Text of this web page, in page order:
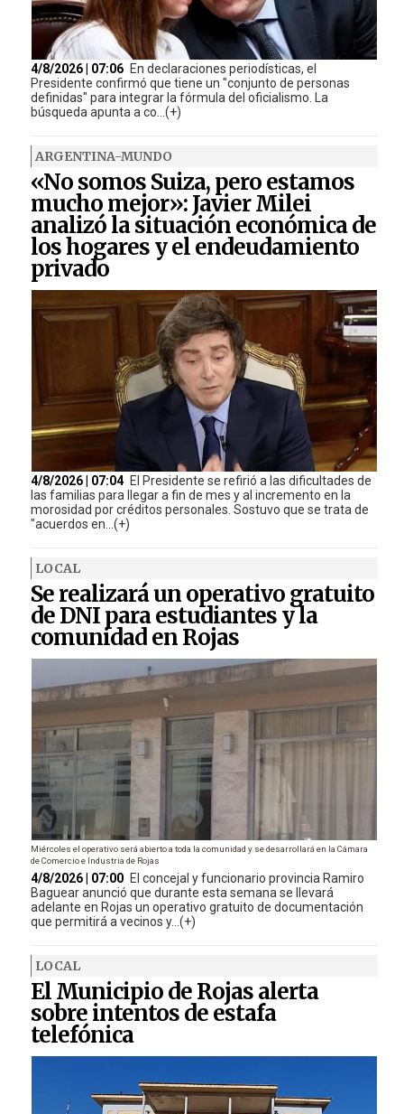
4/8/2026 | 07:06 En declaraciones periodísticas, el
Presidente confirmó que tiene un "conjunto de personas
definidas" para integrar la fórmula del oficialismo. La
búsqueda apunta a co...(+)
ARGENTINA-MUNDO
«No somos Suiza, pero estamos
mucho mejor»: Javier Milei
analizó la situación económica de
los hogares y el endeudamiento
privado
4/8/2026 | 07:04 El Presidente se refirió a las dificultades de
las familias para llegar a fin de mes y al incremento en la
morosidad por créditos personales. Sostuvo que se trata de
"acuerdos en...(+)
LOCAL
Se realizará un operativo gratuito
de DNI para estudiantes y la
comunidad en Rojas
Miércoles el operativo será abierto a toda la comunidad y se desarrollará en la Cámara
de Comercio e Industria de Rojas
4/8/2026 | 07:00 El concejal y funcionario provincia Ramiro
Baguear anunció que durante esta semana se llevará
adelante en Rojas un operativo gratuito de documentación
que permitirá a vecinos y...(+)
LOCAL
El Municipio de Rojas alerta
sobre intentos de estafa
telefónica